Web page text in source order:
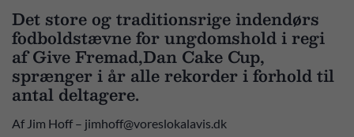
Det store og traditionsrige indendørs
fodboldstævne for ungdomshold i regi
af Give Fremad,Dan Cake Cup,
sprænger i år alle rekorder i forhold til
antal deltagere.
Af Jim Hoff – jimhoff@voreslokalavis.dk